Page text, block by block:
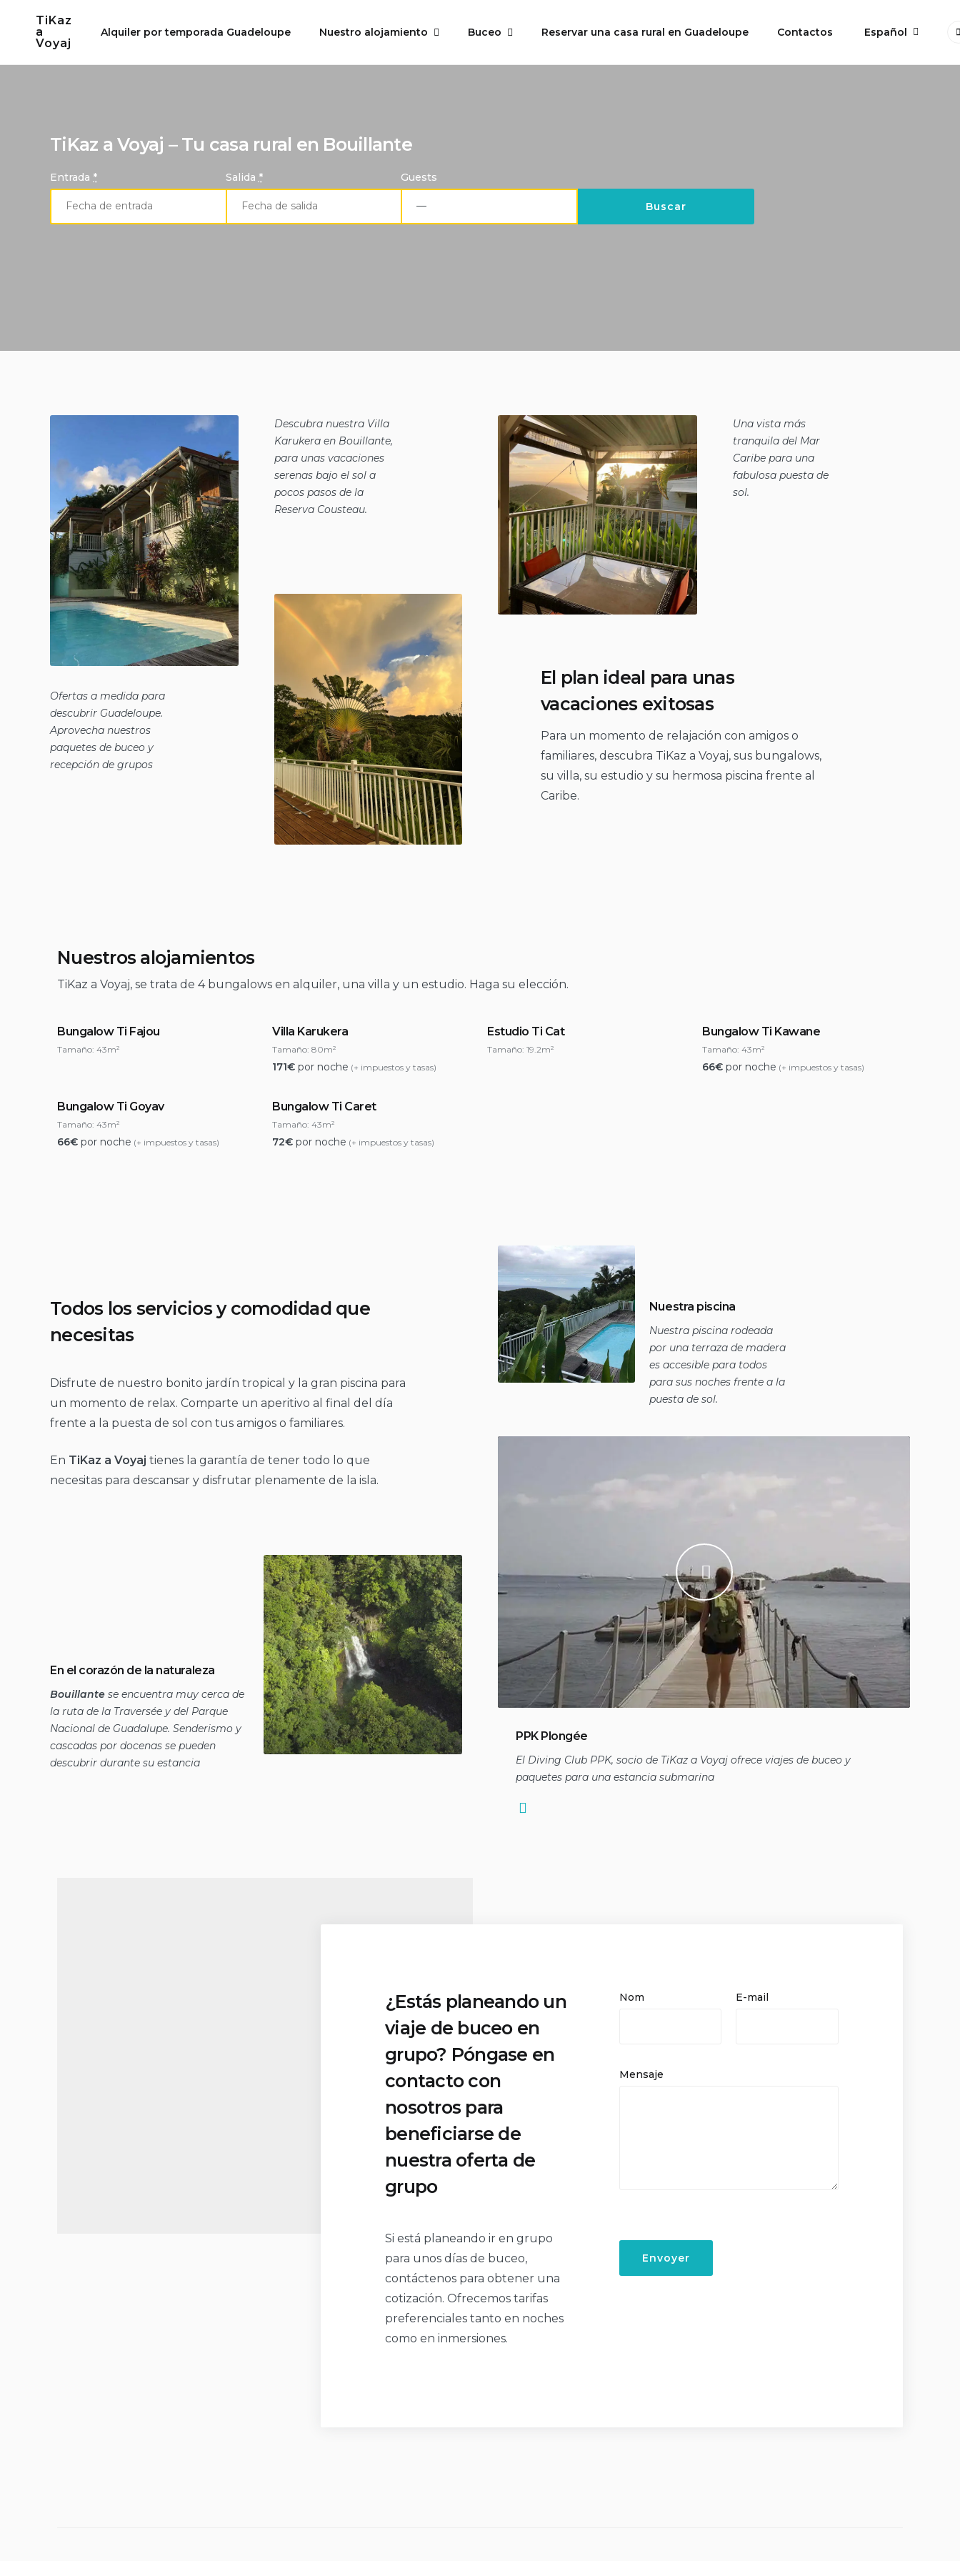
content
TiKaz
a
Voyaj
Alquiler por temporada Guadeloupe Nuestro alojamiento Buceo Reservar una casa rural en Guadeloupe Contactos Español
TiKaz a Voyaj – Tu casa rural en Bouillante
Entrada * Salida * Guests
Ofertas a medida para
descubrir Guadeloupe.
Aprovecha nuestros
paquetes de buceo y
recepción de grupos
Descubra nuestra Villa
Karukera en Bouillante,
para unas vacaciones
serenas bajo el sol a
pocos pasos de la
Reserva Cousteau.
Una vista más
tranquila del Mar
Caribe para una
fabulosa puesta de
sol.
El plan ideal para unas
vacaciones exitosas
Para un momento de relajación con amigos o
familiares, descubra TiKaz a Voyaj, sus bungalows,
su villa, su estudio y su hermosa piscina frente al
Caribe.
Nuestros alojamientos
TiKaz a Voyaj, se trata de 4 bungalows en alquiler, una villa y un estudio. Haga su elección.
Bungalow Ti Fajou
Tamaño: 43m²
Villa Karukera
Tamaño: 80m²
171€ por noche (+ impuestos y tasas)
Estudio Ti Cat
Tamaño: 19.2m²
Bungalow Ti Kawane
Tamaño: 43m²
66€ por noche (+ impuestos y tasas)
Bungalow Ti Goyav
Tamaño: 43m²
66€ por noche (+ impuestos y tasas)
Bungalow Ti Caret
Tamaño: 43m²
72€ por noche (+ impuestos y tasas)
Todos los servicios y comodidad que
necesitas
Disfrute de nuestro bonito jardín tropical y la gran piscina para
un momento de relax. Comparte un aperitivo al final del día
frente a la puesta de sol con tus amigos o familiares.
En TiKaz a Voyaj tienes la garantía de tener todo lo que
necesitas para descansar y disfrutar plenamente de la isla.
En el corazón de la naturaleza
Bouillante se encuentra muy cerca de
la ruta de la Traversée y del Parque
Nacional de Guadalupe. Senderismo y
cascadas por docenas se pueden
descubrir durante su estancia
Nuestra piscina
Nuestra piscina rodeada
por una terraza de madera
es accesible para todos
para sus noches frente a la
puesta de sol.
PPK Plongée
El Diving Club PPK, socio de TiKaz a Voyaj ofrece viajes de buceo y
paquetes para una estancia submarina
¿Estás planeando un
viaje de buceo en
grupo? Póngase en
contacto con
nosotros para
beneficiarse de
nuestra oferta de
grupo
Si está planeando ir en grupo
para unos días de buceo,
contáctenos para obtener una
cotización. Ofrecemos tarifas
preferenciales tanto en noches
como en inmersiones.
Nom E-mail
Mensaje
Envoyer